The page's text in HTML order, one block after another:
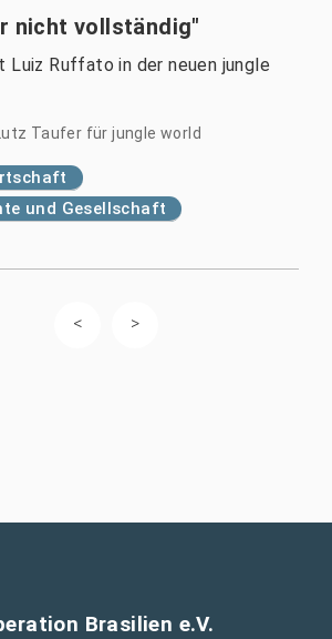
nicht vollständig"
Luiz Ruffato in der neuen jungle
Taufer für jungle world
und Gesellschaft
Brasilien e.V.